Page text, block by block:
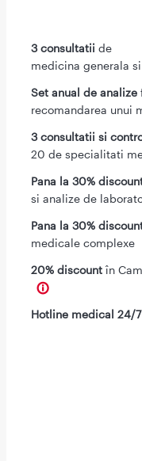
3 consultatii de
medicina generala
Set anual de analize
recomandarea unui
3 consultatii si
20 de specialitati
Pana la 30%
si analize de
Pana la 30%
medicale complexe
20% discount în
Hotline medical 24/7